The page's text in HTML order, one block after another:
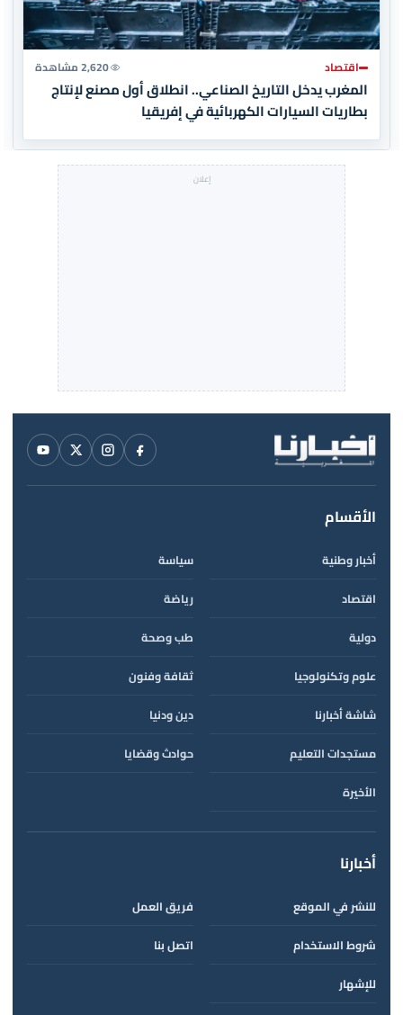
اقتصاد 2,620 مشاهدة
المغرب يدخل التاريخ الصناعي.. انطلاق أول مصنع لإنتاج
بطاريات السيارات الكهربائية في إفريقيا
الأقسام
أخبار وطنية
سياسة
اقتصاد
رياضة
دولية
طب وصحة
علوم وتكنولوجيا
ثقافة وفنون
شاشة أخبارنا
دين ودنيا
مستجدات التعليم
حوادث وقضايا
الأخيرة
أخبارنا
للنشر في الموقع
فريق العمل
شروط الاستخدام
اتصل بنا
للإشهار